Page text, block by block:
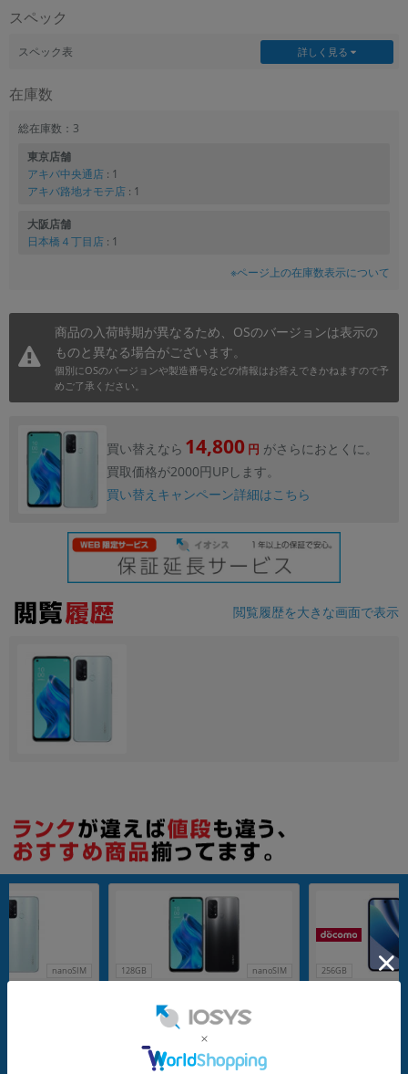
スペック
スペック表 詳しく見る
在庫数
総在庫数：3
東京店舗
アキバ中央通店 : 1
アキバ路地オモテ店 : 1
大阪店舗
日本橋４丁目店 : 1
※ページ上の在庫数表示について
商品の入荷時期が異なるため、OSのバージョンは表示の
ものと異なる場合がございます。
個別にOSのバージョンや製造番号などの情報はお答えできかねますので予
めご了承ください。
買い替えなら 14,800 円 がさらにおとくに。
買取価格が2000円UPします。
買い替えキャンペーン詳細はこちら
閲覧履歴を大きな画面で表示
nanoSIM 128GB nanoSIM
ブラック 【楽天版 SIMフリー】
メーカー：OPPO
付属品: 本体のみ
在庫数：1
256GB